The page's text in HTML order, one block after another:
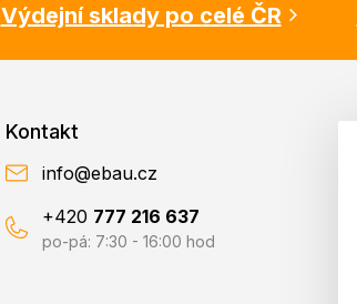
Výdejní sklady po celé ČR
Kontakt
info@ebau.cz
+420 777 216 637
po-pá: 7:30 - 16:00 hod